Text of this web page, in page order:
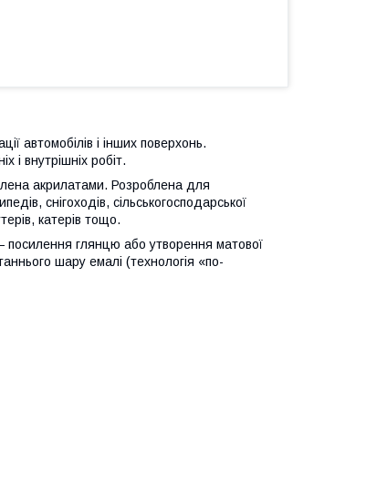
автомобілів і інших поверхонь.
і внутрішніх робіт.
акрилатами. Розроблена для
снігоходів, сільськогосподарської
катерів тощо.
глянцю або утворення матової
шару емалі (технологія «по-